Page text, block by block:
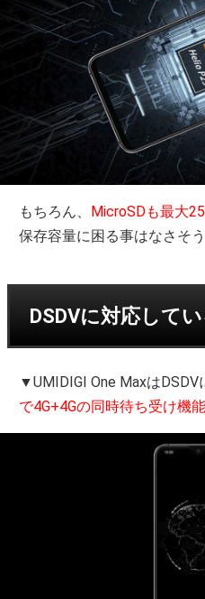
もちろん、 MicroSDも最大
保存容量に困る事はなさそう
DSDVに対応して
▼UMIDIGI One Maxは
で4G+4Gの同時待ち受け機